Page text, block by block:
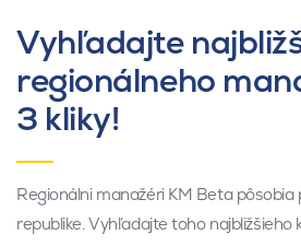
Vyhľadajte
regionálneho
3 kliky!
Regionálni manažéri KM Beta pôsobia
republike. Vyhľadajte toho najbližšieho